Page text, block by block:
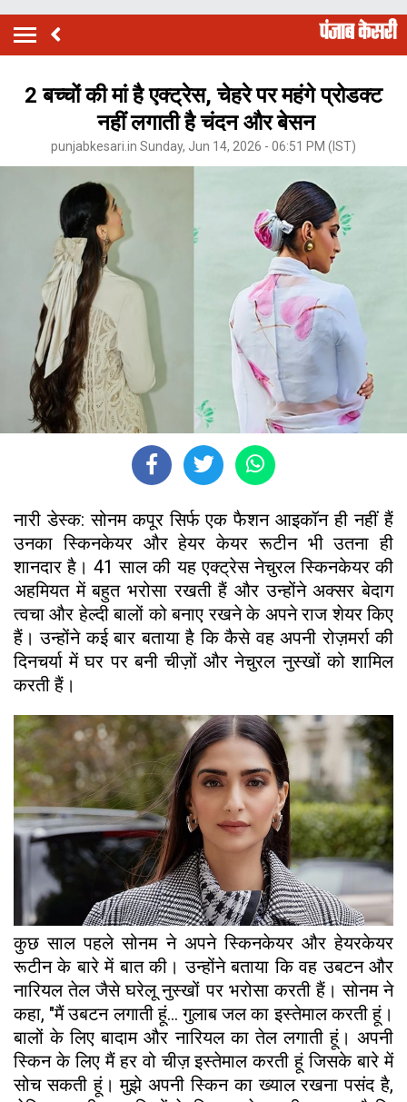
2 बच्चों की मां है एक्ट्रेस, चेहरे पर महंगे प्रोडक्ट
नहीं लगाती है चंदन और बेसन
punjabkesari.in Sunday, Jun 14, 2026 - 06:51 PM (IST)
नारी डेस्क: सोनम कपूर सिर्फ एक फैशन आइकॉन ही नहीं हैं
उनका स्किनकेयर और हेयर केयर रूटीन भी उतना ही
शानदार है। 41 साल की यह एक्ट्रेस नेचुरल स्किनकेयर की
अहमियत में बहुत भरोसा रखती हैं और उन्होंने अक्सर बेदाग
त्वचा और हेल्दी बालों को बनाए रखने के अपने राज शेयर किए
हैं। उन्होंने कई बार बताया है कि कैसे वह अपनी रोज़मर्रा की
दिनचर्या में घर पर बनी चीज़ों और नेचुरल नुस्खों को शामिल
करती हैं।
कुछ साल पहले सोनम ने अपने स्किनकेयर और हेयरकेयर
रूटीन के बारे में बात की। उन्होंने बताया कि वह उबटन और
नारियल तेल जैसे घरेलू नुस्खों पर भरोसा करती हैं। सोनम ने
कहा, "मैं उबटन लगाती हूं... गुलाब जल का इस्तेमाल करती हूं।
बालों के लिए बादाम और नारियल का तेल लगाती हूं। अपनी
स्किन के लिए मैं हर वो चीज़ इस्तेमाल करती हूं जिसके बारे में
सोच सकती हूं। मुझे अपनी स्किन का ख्याल रखना पसंद है,